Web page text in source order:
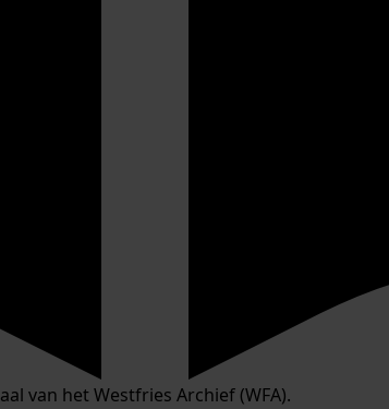
van het Westfries Archief (WFA).